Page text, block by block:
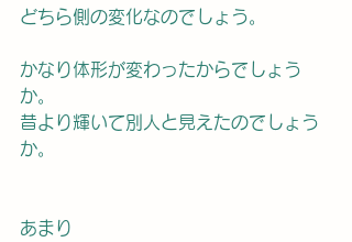
どちら側の変化なのでしょう。
かなり体形が変わったからでしょう
か。
昔より輝いて別人と見えたのでしょう
か。
あまり